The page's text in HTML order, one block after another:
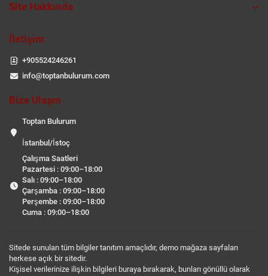
Site Hakkında
İletişim
+905524246261
info@toptanbulurum.com
Bize Ulaşın
Toptan Bulurum
İstanbul/İstoç
Çalışma Saatleri
Pazartesi : 09:00–18:00
Salı : 09:00–18:00
Çarşamba : 09:00–18:00
Perşembe : 09:00–18:00
Cuma : 09:00–18:00
Sitede sunulan tüm bilgiler tanıtım amaçlıdır, demo mağaza sayfaları
herkese açık bir sitedir.
Kişisel verilerinize ilişkin bilgileri buraya bırakarak, bunları gönüllü olarak